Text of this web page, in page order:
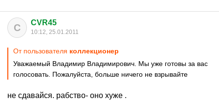
C CVR45
10:12, 25.01.2011
От пользователя коллекционер
Уважаемый Владимир Владимирович. Мы уже готовы за вас
голосовать. Пожалуйста, больше ничего не взрывайте
не сдавайся. рабство- оно хуже .